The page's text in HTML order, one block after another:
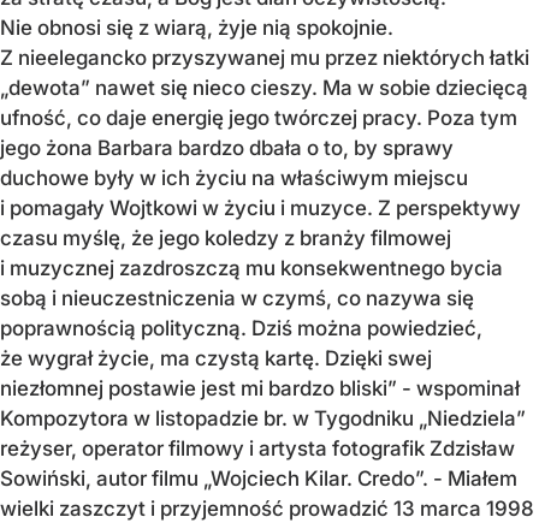
Nie obnosi się z wiarą, żyje nią spokojnie.
Z nieelegancko przyszywanej mu przez niektórych łatki
„dewota” nawet się nieco cieszy. Ma w sobie dziecięcą
ufność, co daje energię jego twórczej pracy. Poza tym
jego żona Barbara bardzo dbała o to, by sprawy
duchowe były w ich życiu na właściwym miejscu
i pomagały Wojtkowi w życiu i muzyce. Z perspektywy
czasu myślę, że jego koledzy z branży filmowej
i muzycznej zazdroszczą mu konsekwentnego bycia
sobą i nieuczestniczenia w czymś, co nazywa się
poprawnością polityczną. Dziś można powiedzieć,
że wygrał życie, ma czystą kartę. Dzięki swej
niezłomnej postawie jest mi bardzo bliski” - wspominał
Kompozytora w listopadzie br. w Tygodniku „Niedziela”
reżyser, operator filmowy i artysta fotografik Zdzisław
Sowiński, autor filmu „Wojciech Kilar. Credo”. - Miałem
wielki zaszczyt i przyjemność prowadzić 13 marca 1998